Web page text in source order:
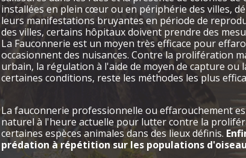
installées en plein cœur ou en périphérie des villes,
leurs manifestations bruyantes en période de
des villes, certains hôpitaux doivent prendre des
La Fauconnerie est un moyen très efficace pour
occasionnent des nuisances. Contre la prolifération
urbain, la régulation à l'aide de moyen de capture ou
certaines conditions, reste les méthodes les plus
La fauconnerie professionnelle ou effarouchement
naturel à l'heure actuelle pour lutter contre la
certaines espèces animales dans des lieux définis.
prédation à répétition sur les populations